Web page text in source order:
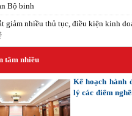
Bộ binh
giảm nhiều thủ tục, điều kiện kinh
tâm nhiều
Kế hoạch hành
lý các điểm